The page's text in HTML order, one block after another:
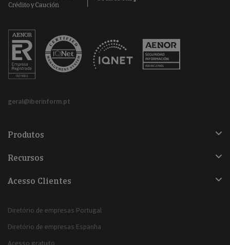
geral@iberinform.pt
Produtos
Recursos
Acesso Clientes
Diretório de empresas Portugal
Diretório de empresas Espanha
Acesso gratuito